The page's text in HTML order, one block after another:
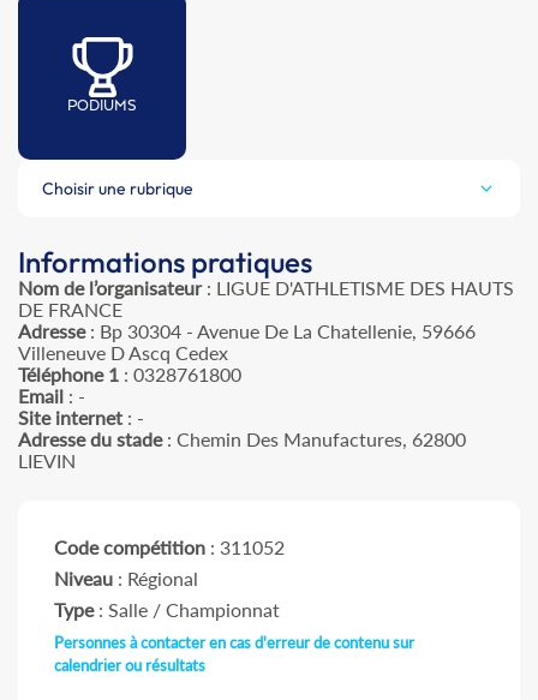
PODIUMS
Choisir une rubrique
Informations pratiques
Nom de l’organisateur: LIGUE D'ATHLETISME DES HAUTS
DE FRANCE
Adresse: Bp 30304 - Avenue De La Chatellenie, 59666
Villeneuve D Ascq Cedex
Téléphone 1 : 0328761800
Email : -
Site internet : -
Adresse du stade: Chemin Des Manufactures, 62800
LIEVIN
Code compétition : 311052
Niveau : Régional
Type: Salle / Championnat
Personnes à contacter en cas d'erreur de contenu sur
calendrier ou résultats